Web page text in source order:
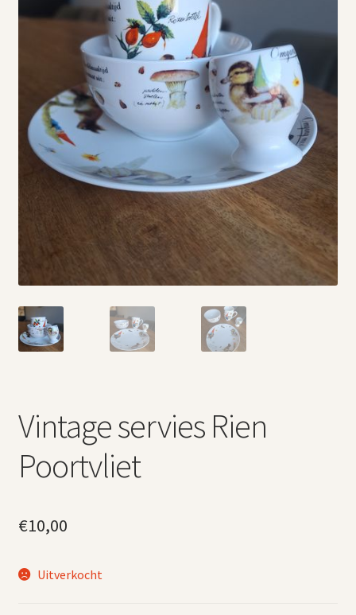
Vintage boeken en strips
Vintage servies Rien
Poortvliet
€10,00
Uitverkocht